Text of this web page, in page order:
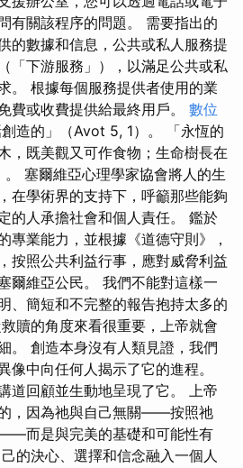
有關該程序的問題。 需要指出的
的數據和信息，公共或私人服務提
「下游服務」），以滿足公共或私
。 根據每個服務提供者使用的業
費或收費提供給最終用戶。 數位
造的」（Avot 5, 1）。 「永恆的
，既美觀又可作食物；生命樹長在
塞爾維亞心理學家協會將人的生
在學術界的支持下，呼籲那些能夠
的人承擔社會和個人責任。 鑑於
專業能力，並根據《道德守則》，
按照公共利益行事，應對威脅利益
爾維亞公民。 我們不能對這樣一
、簡短和不完整的報告抱持太多的
贖的角度來看很重要，上帝就會
。 創造本身沒有人類見證，我們
像中向任何人揭示了它的進程。
道回顧並生動地呈現了它。 上帝
，因為祂與自己無關——按照祂
——而是與完美的基礎和可能性有
的決心、選擇和信念融入一個人